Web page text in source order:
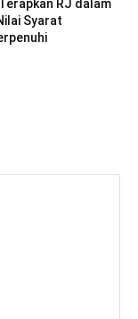
RJ dalam
Syarat